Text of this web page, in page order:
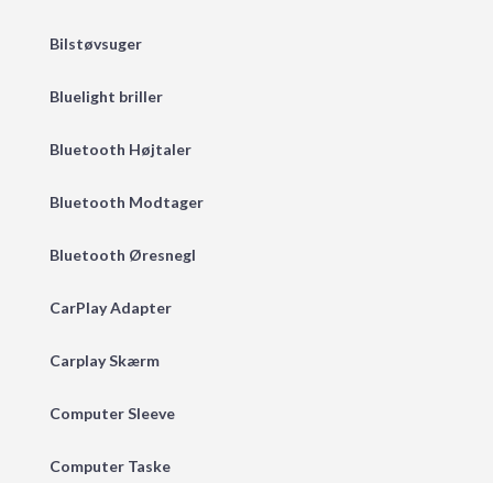
Bilstøvsuger
Bluelight briller
Bluetooth Højtaler
Bluetooth Modtager
Bluetooth Øresnegl
CarPlay Adapter
Carplay Skærm
Computer Sleeve
Computer Taske